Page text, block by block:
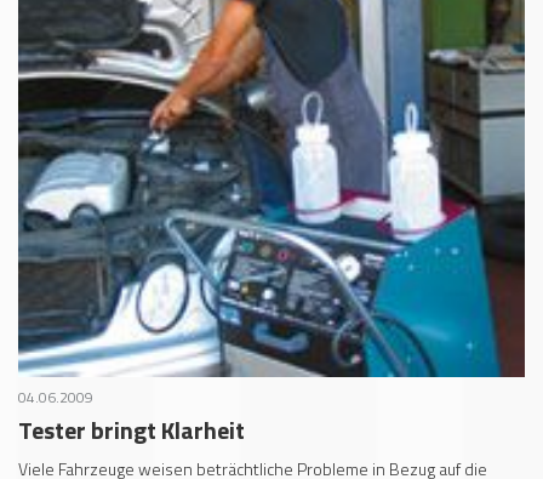
04.06.2009
Tester bringt Klarheit
Viele Fahrzeuge weisen beträchtliche Probleme in Bezug auf die